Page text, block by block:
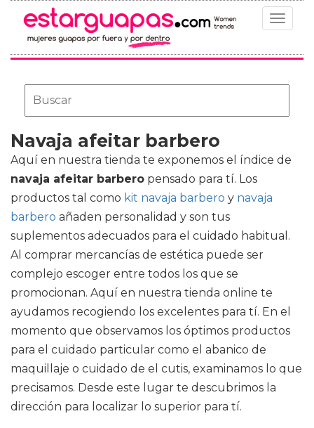
Toggle
Navaja afeitar barbero
Aquí en nuestra tienda te exponemos el índice de
navaja afeitar barbero pensado para tí. Los
productos tal como kit navaja barbero y navaja
barbero añaden personalidad y son tus
suplementos adecuados para el cuidado habitual.
Al comprar mercancías de estética puede ser
complejo escoger entre todos los que se
promocionan. Aquí en nuestra tienda online te
ayudamos recogiendo los excelentes para tí. En el
momento que observamos los óptimos productos
para el cuidado particular como el abanico de
maquillaje o cuidado de el cutis, examinamos lo que
precisamos. Desde este lugar te descubrimos la
dirección para localizar lo superior para tí.